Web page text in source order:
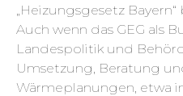
„Heizungsgesetz
Auch wenn das GEG als
Landespolitik und
Umsetzung, Beratung
Wärmeplanungen, etwa